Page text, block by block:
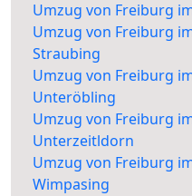
Umzug von Freiburg
Umzug von Freiburg
Straubing
Umzug von Freiburg
Unteröbling
Umzug von Freiburg
Unterzeitldorn
Umzug von Freiburg
Wimpasing